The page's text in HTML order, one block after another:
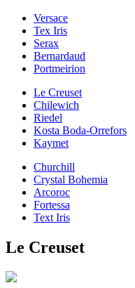
Versace
Tex Iris
Serax
Bernardaud
Portmeirion
Le Creuset
Chilewich
Riedel
Kosta Boda-Orrefors
Kaymet
Churchill
Crystal Bohemia
Arcoroc
Fortessa
Text Iris
Le Creuset